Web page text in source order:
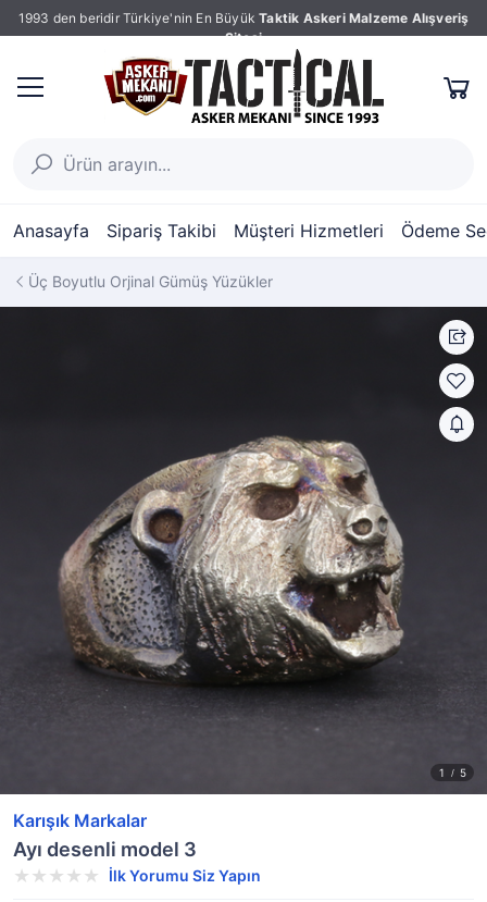
1993 den beridir Türkiye'nin En Büyük Taktik Askeri Malzeme Alışveriş
Sitesi
Anasayfa Sipariş Takibi Müşteri Hizmetleri Ödeme
Üç Boyutlu Orjinal Gümüş Yüzükler
Karışık Markalar
Ayı desenli model 3
İlk Yorumu Siz Yapın